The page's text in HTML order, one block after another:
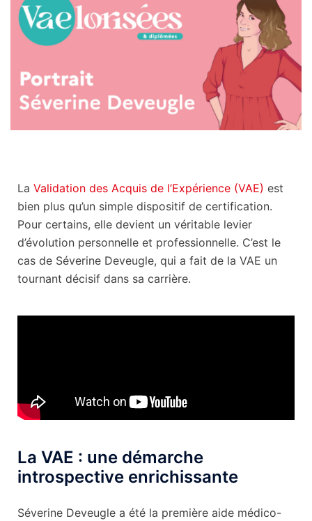
La Validation des Acquis de l’Expérience (VAE) est
bien plus qu’un simple dispositif de certification.
Pour certains, elle devient un véritable levier
d’évolution personnelle et professionnelle. C’est le
cas de Séverine Deveugle, qui a fait de la VAE un
tournant décisif dans sa carrière.
La VAE : une démarche
introspective enrichissante
Séverine Deveugle a été la première aide médico-